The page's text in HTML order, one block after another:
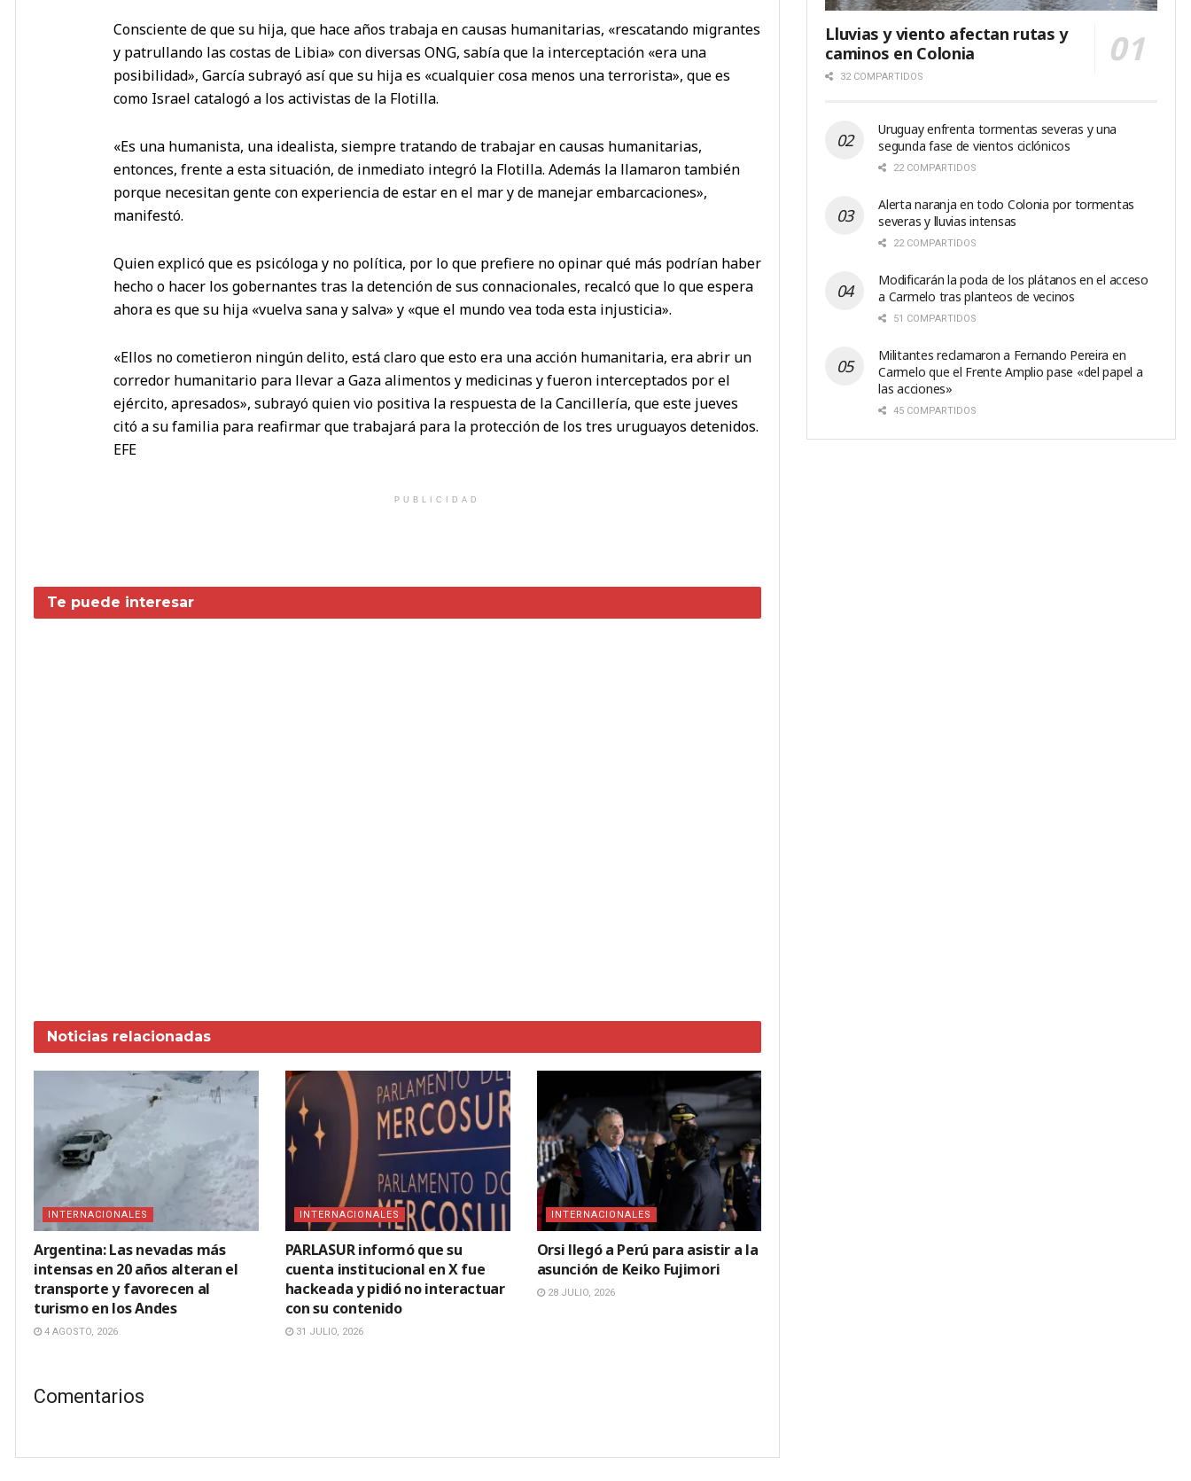
Consciente de que su hija, que hace años trabaja en causas humanitarias, «rescatando migrantes
y patrullando las costas de Libia» con diversas ONG, sabía que la interceptación «era una
posibilidad», García subrayó así que su hija es «cualquier cosa menos una terrorista», que es
como Israel catalogó a los activistas de la Flotilla.
«Es una humanista, una idealista, siempre tratando de trabajar en causas humanitarias,
entonces, frente a esta situación, de inmediato integró la Flotilla. Además la llamaron también
porque necesitan gente con experiencia de estar en el mar y de manejar embarcaciones»,
manifestó.
Quien explicó que es psicóloga y no política, por lo que prefiere no opinar qué más podrían haber
hecho o hacer los gobernantes tras la detención de sus connacionales, recalcó que lo que espera
ahora es que su hija «vuelva sana y salva» y «que el mundo vea toda esta injusticia».
«Ellos no cometieron ningún delito, está claro que esto era una acción humanitaria, era abrir un
corredor humanitario para llevar a Gaza alimentos y medicinas y fueron interceptados por el
ejército, apresados», subrayó quien vio positiva la respuesta de la Cancillería, que este jueves
citó a su familia para reafirmar que trabajará para la protección de los tres uruguayos detenidos.
EFE
PUBLICIDAD
Te puede interesar
Noticias relacionadas
INTERNACIONALES
Argentina: Las nevadas más
intensas en 20 años alteran el
transporte y favorecen al
turismo en los Andes
4 AGOSTO, 2026
INTERNACIONALES
PARLASUR informó que su
cuenta institucional en X fue
hackeada y pidió no interactuar
con su contenido
31 JULIO, 2026
INTERNACIONALES
Orsi llegó a Perú para asistir a la
asunción de Keiko Fujimori
28 JULIO, 2026
Comentarios
Lluvias y viento afectan rutas y
caminos en Colonia
32 COMPARTIDOS
Uruguay enfrenta tormentas severas y una
segunda fase de vientos ciclónicos
22 COMPARTIDOS
Alerta naranja en todo Colonia por tormentas
severas y lluvias intensas
22 COMPARTIDOS
Modificarán la poda de los plátanos en el acceso
a Carmelo tras planteos de vecinos
51 COMPARTIDOS
Militantes reclamaron a Fernando Pereira en
Carmelo que el Frente Amplio pase «del papel a
las acciones»
45 COMPARTIDOS